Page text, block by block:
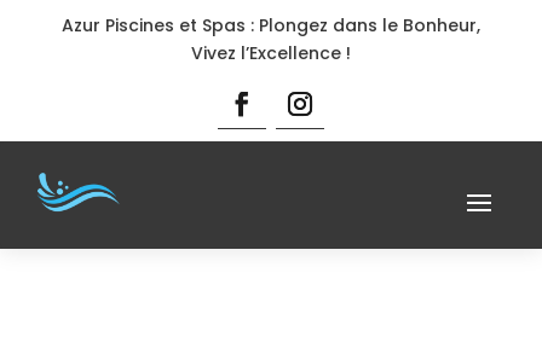
Azur Piscines et Spas : Plongez dans le Bonheur,
Vivez l’Excellence !